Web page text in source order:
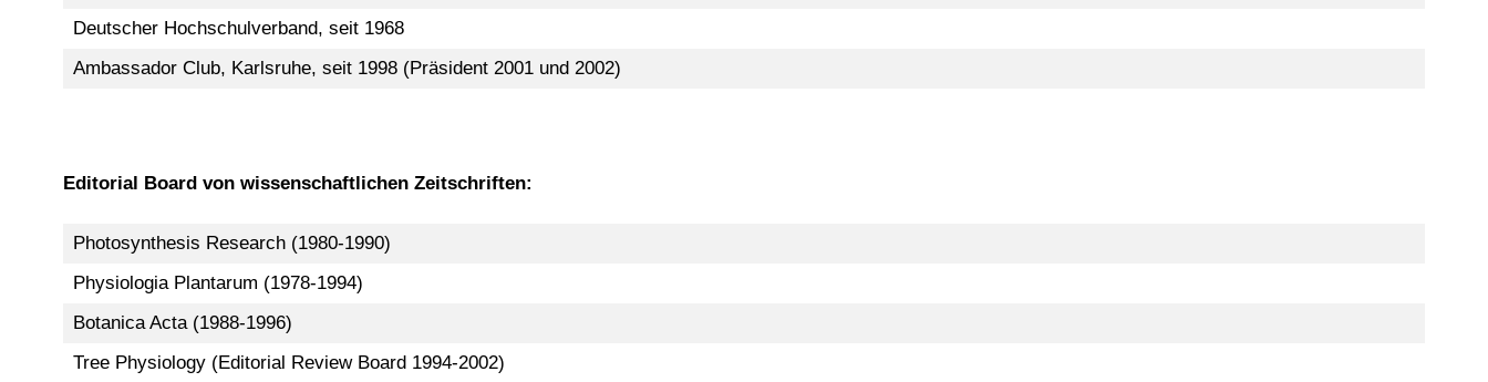
Deutscher Hochschulverband, seit 1968
Ambassador Club, Karlsruhe, seit 1998 (Präsident 2001 und 2002)
Editorial Board von wissenschaftlichen Zeitschriften:
Photosynthesis Research (1980-1990)
Physiologia Plantarum (1978-1994)
Botanica Acta (1988-1996)
Tree Physiology (Editorial Review Board 1994-2002)